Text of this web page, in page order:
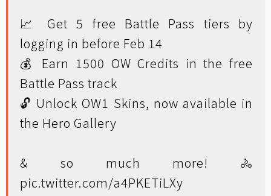
📈 Get 5 free Battle Pass tiers by
logging in before Feb 14
💰 Earn 1500 OW Credits in the free
Battle Pass track
🔓 Unlock OW1 Skins, now available in
the Hero Gallery
& so much more! 🚴
pic.twitter.com/a4PKETiLXy